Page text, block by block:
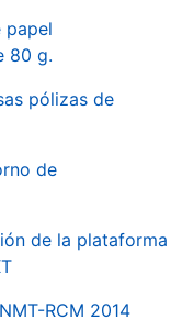
papel
80 g.
pólizas de
de
de la plataforma
RCM 2014